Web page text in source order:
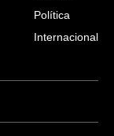
Política
Internacional